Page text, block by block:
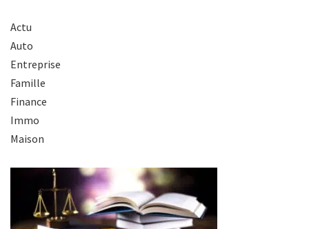
Actu
Auto
Entreprise
Famille
Finance
Immo
Maison